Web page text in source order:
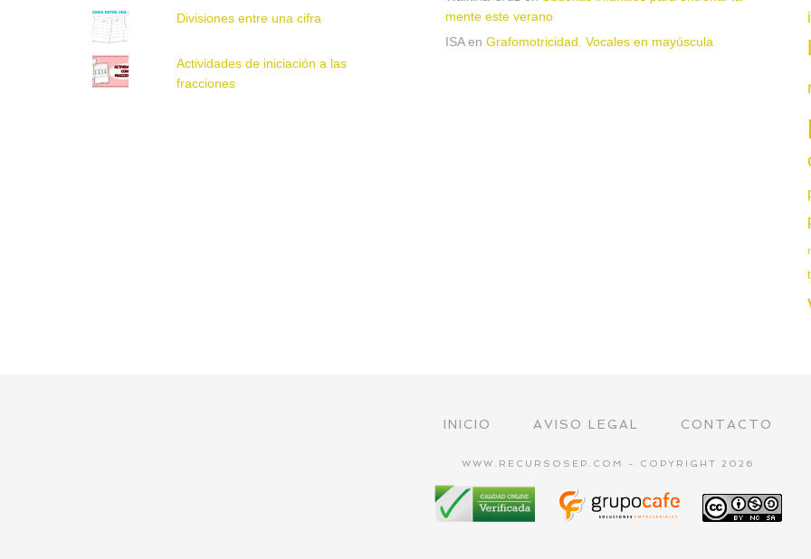
Divisiones entre una cifra
Actividades de iniciación a las
fracciones
mente este verano
ISAen Grafomotricidad. Vocales en mayúscula
INICIO AVISO LEGAL CONTACTO
WWW.RECURSOSEP.COM - COPYRIGHT 2026